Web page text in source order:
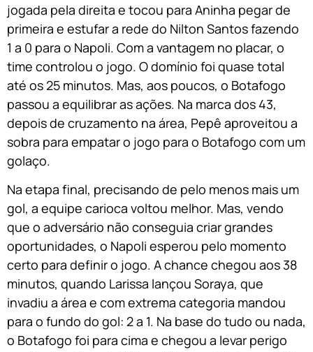
jogada pela direita e tocou para Aninha pegar de
primeira e estufar a rede do Nilton Santos fazendo
1 a 0 para o Napoli. Com a vantagem no placar, o
time controlou o jogo. O domínio foi quase total
até os 25 minutos. Mas, aos poucos, o Botafogo
passou a equilibrar as ações. Na marca dos 43,
depois de cruzamento na área, Pepê aproveitou a
sobra para empatar o jogo para o Botafogo com um
golaço.
Na etapa final, precisando de pelo menos mais um
gol, a equipe carioca voltou melhor. Mas, vendo
que o adversário não conseguia criar grandes
oportunidades, o Napoli esperou pelo momento
certo para definir o jogo. A chance chegou aos 38
minutos, quando Larissa lançou Soraya, que
invadiu a área e com extrema categoria mandou
para o fundo do gol: 2 a 1. Na base do tudo ou nada,
o Botafogo foi para cima e chegou a levar perigo